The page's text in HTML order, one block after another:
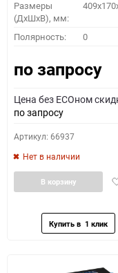
Размеры
(ДхШхВ), мм:
Полярность: 0
по запросу
Цена без ECOном
по запросу
Артикул: 66937
Нет в наличии
В корзину